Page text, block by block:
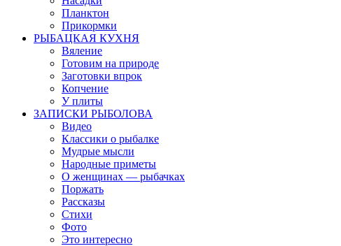
Планктон
Прикормки
РЫБАЦКАЯ КУХНЯ
Вяление
Готовим на природе
Заготовки впрок
Копчение
У плиты
ЗАПИСКИ РЫБОЛОВА
Видео
Классики о рыбалке
Мудрые мысли
Народные приметы
О женщинах — рыбачках
Поржать
Рассказы
Стихи
Фото
Это интересно